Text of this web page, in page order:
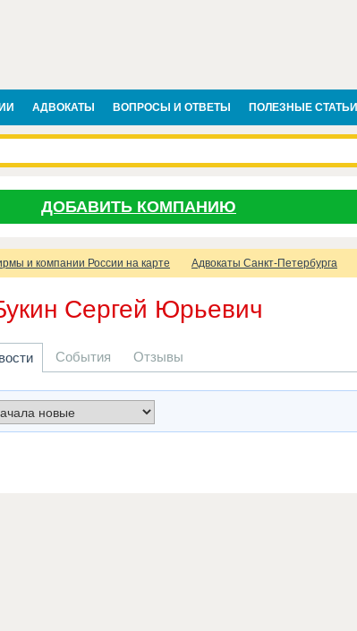
АДВОКАТЫ ВОПРОСЫ И ОТВЕТЫ ПОЛЕЗНЫЕ СТАТЬИ
ДОБАВИТЬ КОМПАНИЮ
и компании России на карте Адвокаты Санкт-Петербурга
Сергей Юрьевич
События Отзывы